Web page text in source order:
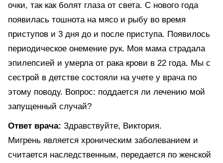
очки, так как болят глаза от света. С нового года
появилась тошнота на мясо и рыбу во время
приступов и 3 дня до и после приступа. Появилось
периодическое онемение рук. Моя мама страдала
эпилепсией и умерла от рака крови в 22 года. Мы с
сестрой в детстве состояли на учете у врача по
этому поводу. Вопрос: поддается ли лечению мой
запущенный случай?
Ответ врача: Здравствуйте, Виктория.
Мигрень является хроническим заболеванием и
считается наследственным, передается по женской